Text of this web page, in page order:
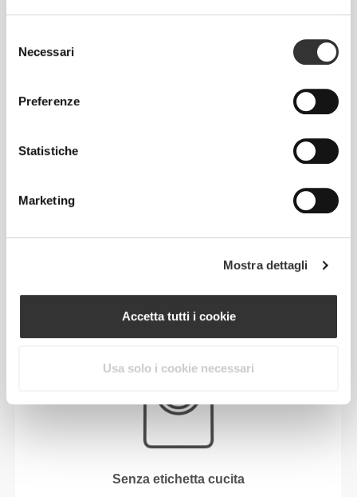
delNecessari
Preferenze
Statistiche
Marketing
Mostra dettagli
Accetta tutti i cookie
Usa solo i cookie necessari
La tecnologia V6© è progettata per offrire una
ventilazione e un comfort superiori. La nostra
miscela di cupro, poliammide ed elastan, che offre
una traspirabilità naturale ed efficaci proprietà anti-
un ottimo potere elastico, perfetto sia per gli
Leggerezza, traspirazione e freschezza.
IL NOSTRO MARCHIO È IL
Senza etichetta cucita